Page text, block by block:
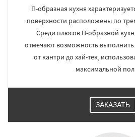
П-образная кухня
поверхности расположены по
Среди плюсов П-образной
отмечают возможность
от кантри до хай-тек,
максимальной
ЗАКАЗАТЬ